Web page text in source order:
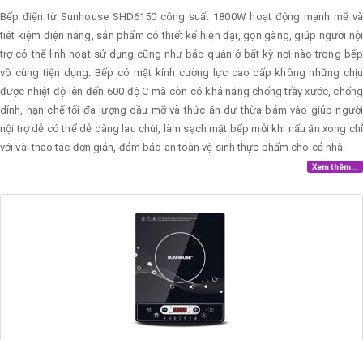
Bếp điện từ Sunhouse SHD6150 công suất 1800W hoạt động mạnh mẽ và
tiết kiệm điện năng, sản phẩm có thiết kế hiện đại, gọn gàng, giúp người nội
trợ có thể linh hoạt sử dụng cũng như bảo quản ở bất kỳ nơi nào trong bếp
vô cùng tiện dụng. Bếp có mặt kính cường lực cao cấp không những chịu
được nhiệt độ lên đến 600 độ C mà còn có khả năng chống trầy xước, chống
dính, hạn chế tối đa lượng dầu mỡ và thức ăn dư thừa bám vào giúp người
nội trợ dễ có thể dễ dàng lau chùi, làm sạch mặt bếp mỗi khi nấu ăn xong chỉ
với vài thao tác đơn giản, đảm bảo an toàn vệ sinh thực phẩm cho cả nhà.
Xem thêm...